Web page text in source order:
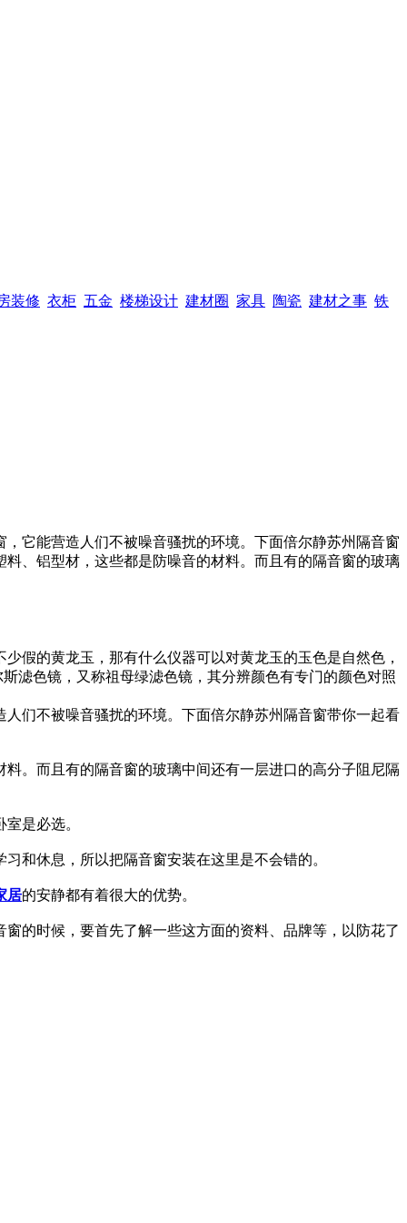
装修 衣柜 五金 楼梯设计 建材圈 家具 陶瓷 建材之事 铁
它能营造人们不被噪音骚扰的环境。下面倍尔静苏州隔音窗
、铝型材，这些都是防噪音的材料。而且有的隔音窗的玻璃
假的黄龙玉，那有什么仪器可以对黄龙玉的玉色是自然色，
滤色镜，又称祖母绿滤色镜，其分辨颜色有专门的颜色对照
人们不被噪音骚扰的环境。下面倍尔静苏州隔音窗带你一起看
料。而且有的隔音窗的玻璃中间还有一层进口的高分子阻尼隔
是必选。
和休息，所以把隔音窗安装在这里是不会错的。
居的安静都有着很大的优势。
的时候，要首先了解一些这方面的资料、品牌等，以防花了